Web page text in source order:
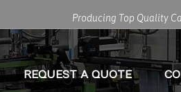
Producing Top Quality
REQUEST A QUOTE